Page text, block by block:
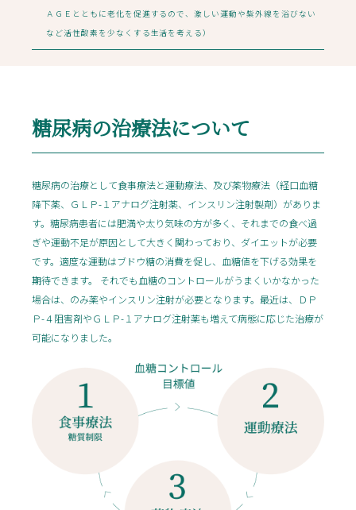
ＡＧＥとともに老化を促進するので、激しい運動や紫外線を浴びない
など活性酸素を少なくする生活を考える）
糖尿病の治療法について
糖尿病の治療として食事療法と運動療法、及び薬物療法（経口血糖
降下薬、ＧＬＰ-１アナログ注射薬、インスリン注射製剤）がありま
す。糖尿病患者には肥満や太り気味の方が多く、それまでの食べ過
ぎや運動不足が原因として大きく関わっており、ダイエットが必要
です。適度な運動はブドウ糖の消費を促し、血糖値を下げる効果を
期待できます。 それでも血糖のコントロールがうまくいかなかった
場合は、のみ薬やインスリン注射が必要となります。最近は、ＤＰ
Ｐ-４阻害剤やＧＬＰ-１アナログ注射薬も増えて病態に応じた治療が
可能になりました。